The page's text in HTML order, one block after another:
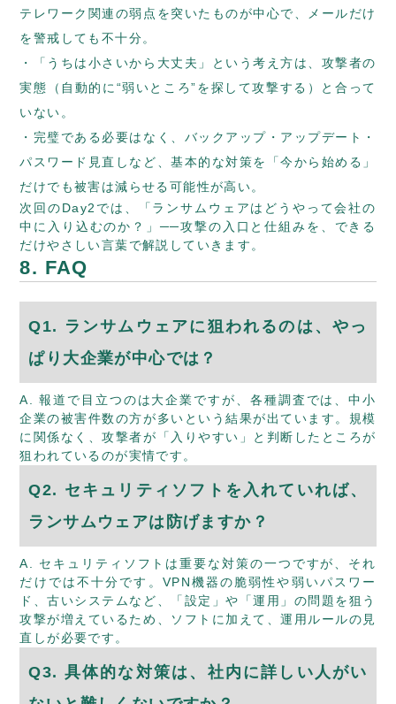
テレワーク関連の弱点を突いたものが中心で、メールだけ
を警戒しても不十分。
「うちは小さいから大丈夫」という考え方は、攻撃者の
実態（自動的に“弱いところ”を探して攻撃する）と合って
いない。
完璧である必要はなく、バックアップ・アップデート・
パスワード見直しなど、基本的な対策を「今から始める」
だけでも被害は減らせる可能性が高い。
次回のDay2では、「ランサムウェアはどうやって会社の
中に入り込むのか？」──攻撃の入口と仕組みを、できる
だけやさしい言葉で解説していきます。
8. FAQ
Q1. ランサムウェアに狙われるのは、やっ
ぱり大企業が中心では？
A. 報道で目立つのは大企業ですが、各種調査では、中小
企業の被害件数の方が多いという結果が出ています。規模
に関係なく、攻撃者が「入りやすい」と判断したところが
狙われているのが実情です。
Q2. セキュリティソフトを入れていれば、
ランサムウェアは防げますか？
A. セキュリティソフトは重要な対策の一つですが、それ
だけでは不十分です。VPN機器の脆弱性や弱いパスワー
ド、古いシステムなど、「設定」や「運用」の問題を狙う
攻撃が増えているため、ソフトに加えて、運用ルールの見
直しが必要です。
Q3. 具体的な対策は、社内に詳しい人がい